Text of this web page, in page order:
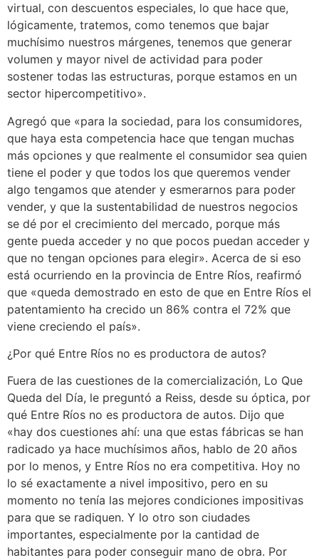
virtual, con descuentos especiales, lo que hace que,
lógicamente, tratemos, como tenemos que bajar
muchísimo nuestros márgenes, tenemos que generar
volumen y mayor nivel de actividad para poder
sostener todas las estructuras, porque estamos en un
sector hipercompetitivo».
Agregó que «para la sociedad, para los consumidores,
que haya esta competencia hace que tengan muchas
más opciones y que realmente el consumidor sea quien
tiene el poder y que todos los que queremos vender
algo tengamos que atender y esmerarnos para poder
vender, y que la sustentabilidad de nuestros negocios
se dé por el crecimiento del mercado, porque más
gente pueda acceder y no que pocos puedan acceder y
que no tengan opciones para elegir». Acerca de si eso
está ocurriendo en la provincia de Entre Ríos, reafirmó
que «queda demostrado en esto de que en Entre Ríos el
patentamiento ha crecido un 86% contra el 72% que
viene creciendo el país».
¿Por qué Entre Ríos no es productora de autos?
Fuera de las cuestiones de la comercialización, Lo Que
Queda del Día, le preguntó a Reiss, desde su óptica, por
qué Entre Ríos no es productora de autos. Dijo que
«hay dos cuestiones ahí: una que estas fábricas se han
radicado ya hace muchísimos años, hablo de 20 años
por lo menos, y Entre Ríos no era competitiva. Hoy no
lo sé exactamente a nivel impositivo, pero en su
momento no tenía las mejores condiciones impositivas
para que se radiquen. Y lo otro son ciudades
importantes, especialmente por la cantidad de
habitantes para poder conseguir mano de obra. Por